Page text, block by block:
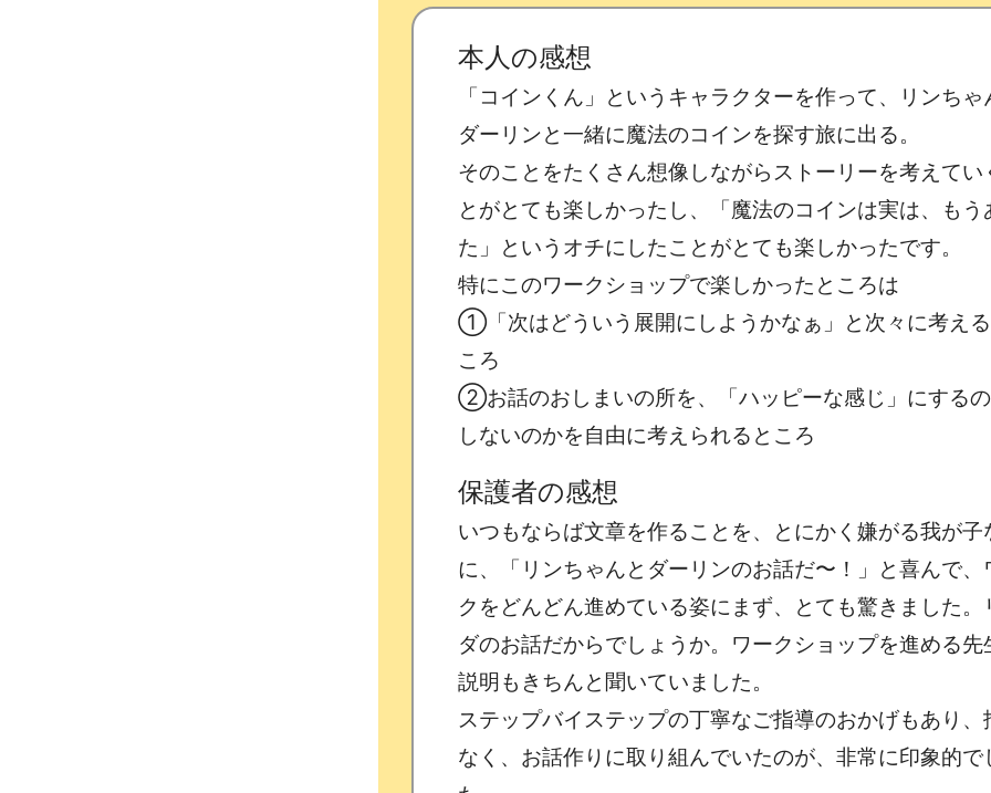
本人の感想
「コインくん」というキャラクターを作って、リンちゃ
ダーリンと一緒に魔法のコインを探す旅に出る。
そのことをたくさん想像しながらストーリーを考えてい
とがとても楽しかったし、「魔法のコインは実は、もう
た」というオチにしたことがとても楽しかったです。
特にこのワークショップで楽しかったところは
①「次はどういう展開にしようかなぁ」と次々に考え
ころ
②お話のおしまいの所を、「ハッピーな感じ」にする
しないのかを自由に考えられるところ
保護者の感想
いつもならば文章を作ることを、とにかく嫌がる我が子
に、「リンちゃんとダーリンのお話だ〜！」と喜んで、
クをどんどん進めている姿にまず、とても驚きました。
ダのお話だからでしょうか。ワークショップを進める先
説明もきちんと聞いていました。
ステップバイステップの丁寧なご指導のおかげもあり、
なく、お話作りに取り組んでいたのが、非常に印象的で